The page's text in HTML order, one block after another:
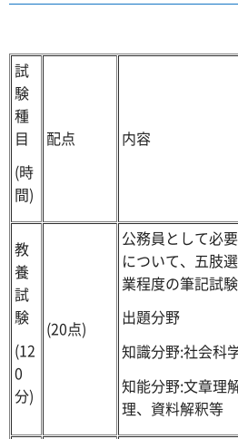
試
験
種
目
(時
間)
配点 内容
教
養
試
験
(12
0
分)
(20点)
公務員として必
について、五肢
業程度の筆記試験
出題分野
知識分野:社会科
知能分野:文章理
理、資料解釈等